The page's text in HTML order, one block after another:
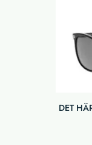
DET